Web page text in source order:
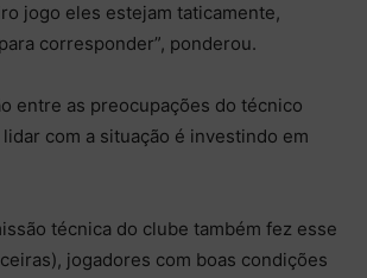
jogo eles estejam taticamente,
corresponder”, ponderou.
entre as preocupações do técnico
com a situação é investindo em
técnica do clube também fez esse
jogadores com boas condições